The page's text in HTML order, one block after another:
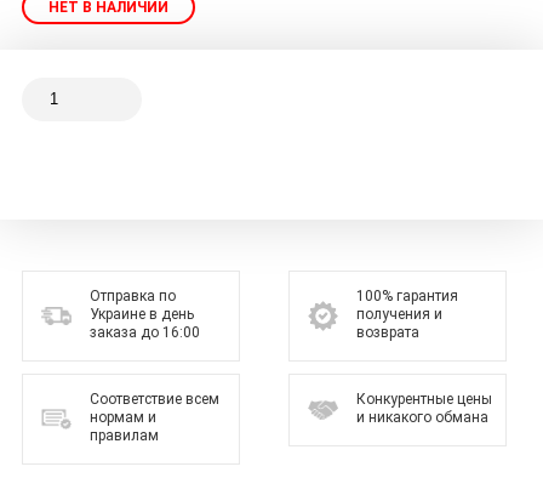
НЕТ В НАЛИЧИИ
Отправка по
Украине в день
заказа до 16:00
Соответствие всем
нормам и
правилам
100% гарантия
получения и
возврата
Конкурентные цены
и никакого обмана